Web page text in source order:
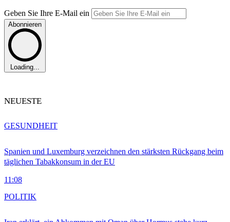
Geben Sie Ihre E-Mail ein
Abonnieren
Loading...
NEUESTE
Spanien und Luxemburg verzeichnen den stärksten Rückgang beim
täglichen Tabakkonsum in der EU
11:08
GESUNDHEIT
POLITIK